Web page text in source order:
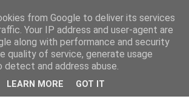
from Google to deliver its services
Your IP address and user-agent are
along with performance and security
quality of service, generate usage
and address abuse.
LEARN MORE GOT IT